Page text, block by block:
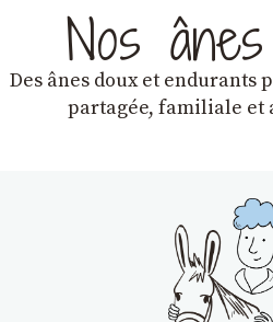
Nos
Des ânes doux et endurants
partagée, familiale et